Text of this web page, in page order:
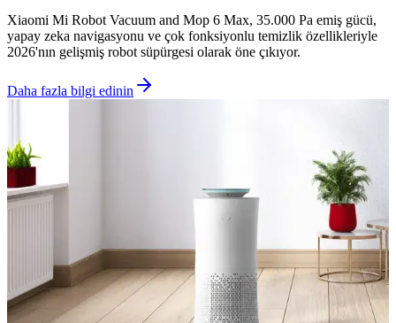
Xiaomi Mi Robot Vacuum and Mop 6 Max, 35.000 Pa emiş gücü,
yapay zeka navigasyonu ve çok fonksiyonlu temizlik özellikleriyle
2026'nın gelişmiş robot süpürgesi olarak öne çıkıyor.
Daha fazla bilgi edinin